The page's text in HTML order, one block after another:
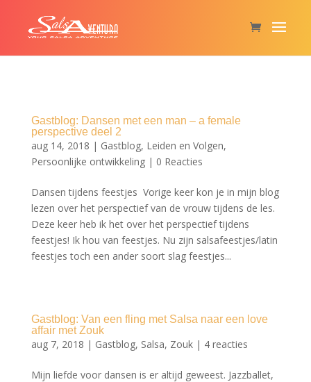
Gastblog: Dansen met een man – a female
perspective deel 2
aug 14, 2018 | Gastblog, Leiden en Volgen,
Persoonlijke ontwikkeling| 0 Reacties
Dansen tijdens feestjes Vorige keer kon je in mijn blog
lezen over het perspectief van de vrouw tijdens de les.
Deze keer heb ik het over het perspectief tijdens
feestjes! Ik hou van feestjes. Nu zijn salsafeestjes/latin
feestjes toch een ander soort slag feestjes...
Gastblog: Van een fling met Salsa naar een love
affair met Zouk
aug 7, 2018 | Gastblog, Salsa, Zouk| 4 reacties
Mijn liefde voor dansen is er altijd geweest. Jazzballet,